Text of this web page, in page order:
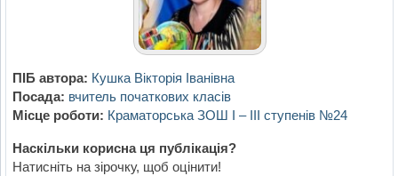
ПІБ автора: Кушка Вікторія Іванівна
Посада: вчитель початкових класів
Місце роботи: Краматорська ЗОШ І – ІІІ ступенів №24
Наскільки корисна ця публікація?
Натисніть на зірочку, щоб оцінити!